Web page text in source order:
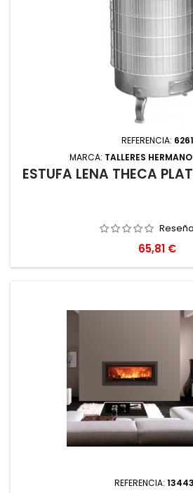
REFERENCIA: 6261
MARCA: TALLERES
ESTUFA LEÑA THECA
Precio
65,81 €
REFERENCIA: